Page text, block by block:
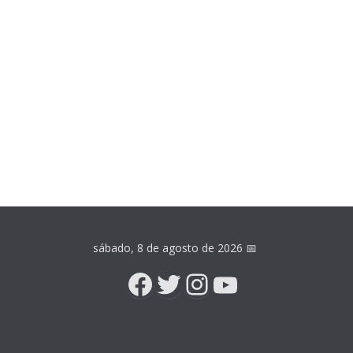
sábado, 8 de agosto de 2026 📅
Facebook
Twitter
Instagram
YouTube